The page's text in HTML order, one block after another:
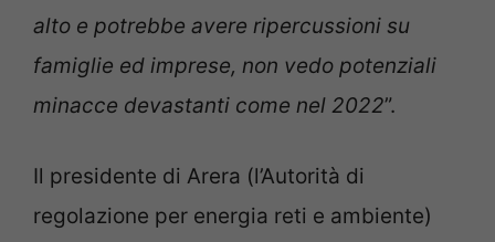
alto e potrebbe avere ripercussioni su
famiglie ed imprese, non vedo potenziali
minacce devastanti come nel 2022”.
Il presidente di Arera (l’Autorità di
regolazione per energia reti e ambiente)